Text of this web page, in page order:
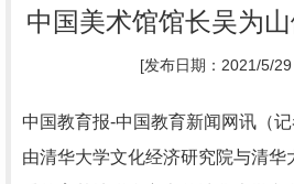
中国美术馆馆长吴为山
[发布日期：2021/5/
中国教育报-中国教育新闻网讯（记
由清华大学文化经济研究院与清华